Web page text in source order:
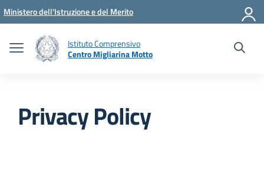
Vai ai contenuti
Vai al menu di navigazione
Vai al footer
Ministero dell'Istruzione e del Merito
Istituto Comprensivo
Centro Migliarina Motto
Privacy Policy